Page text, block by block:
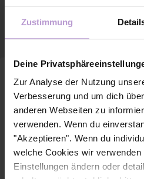
Zustimmung
Deine
Zur Analyse der Nutzung
Verbesserung und um dich
anderen Webseiten zu
verwenden. Wenn du
"Akzeptieren". Wenn du
welche Cookies wir verwenden
Einstellungen ändern oder
Jede von dir gegebene
dass du persönliche
Bist du bereit?
Finde jetzt deinen